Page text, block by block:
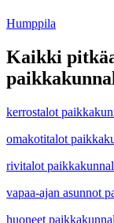
Humppila
Kaikki
kerrostalot
omakotitalot
rivitalot
vapaa-ajan asunnot
huoneet